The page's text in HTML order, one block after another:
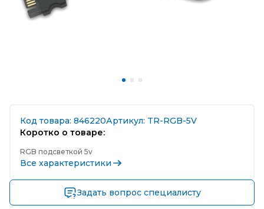
Код товара: 846220Артикул: TR-RGB-5V
Коротко о товаре:
RGB подсветкой 5v
Все характеристики
Задать вопрос специалисту